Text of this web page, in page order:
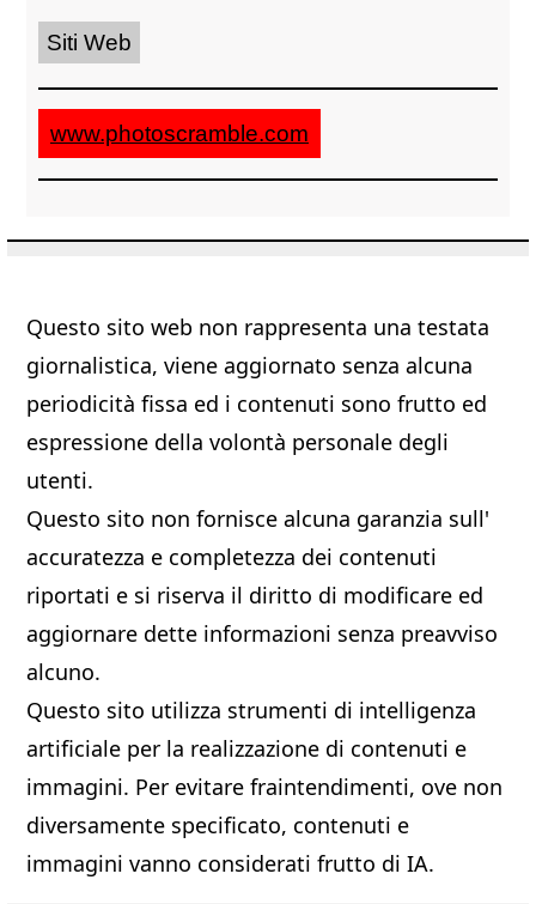
Siti Web
www.photoscramble.com
Questo sito web non rappresenta una testata
giornalistica, viene aggiornato senza alcuna
periodicità fissa ed i contenuti sono frutto ed
espressione della volontà personale degli
utenti.
Questo sito non fornisce alcuna garanzia sull'
accuratezza e completezza dei contenuti
riportati e si riserva il diritto di modificare ed
aggiornare dette informazioni senza preavviso
alcuno.
Questo sito utilizza strumenti di intelligenza
artificiale per la realizzazione di contenuti e
immagini. Per evitare fraintendimenti, ove non
diversamente specificato, contenuti e
immagini vanno considerati frutto di IA.